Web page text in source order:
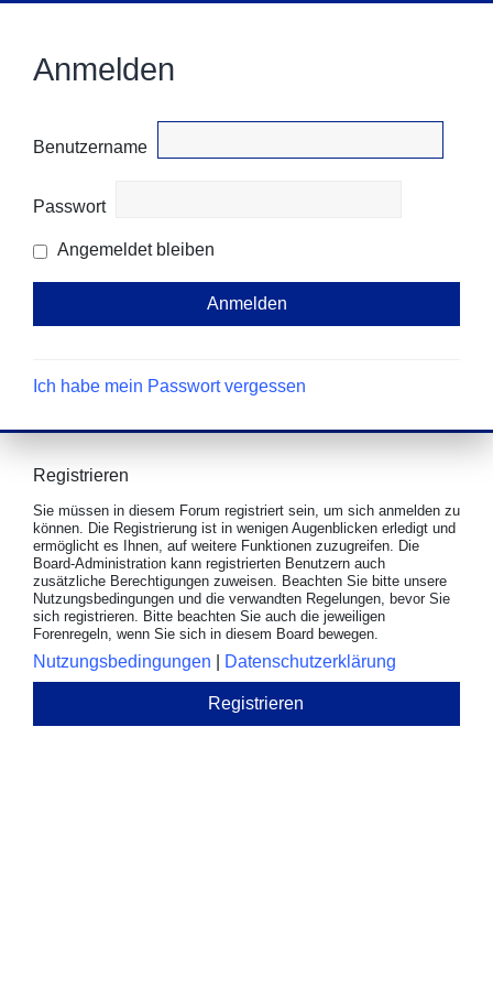
Anmelden
Benutzername
Passwort
Angemeldet bleiben
Ich habe mein Passwort vergessen
Registrieren
Sie müssen in diesem Forum registriert sein, um sich anmelden zu
können. Die Registrierung ist in wenigen Augenblicken erledigt und
ermöglicht es Ihnen, auf weitere Funktionen zuzugreifen. Die
Board-Administration kann registrierten Benutzern auch
zusätzliche Berechtigungen zuweisen. Beachten Sie bitte unsere
Nutzungsbedingungen und die verwandten Regelungen, bevor Sie
sich registrieren. Bitte beachten Sie auch die jeweiligen
Forenregeln, wenn Sie sich in diesem Board bewegen.
Nutzungsbedingungen Datenschutzerklärung
Registrieren